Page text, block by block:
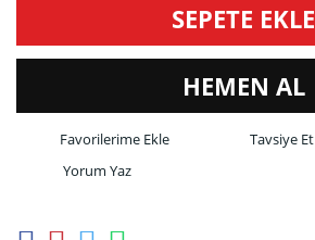
SEPETE EKLE
HEMEN AL
Tavsiye Et
Yorum Yaz